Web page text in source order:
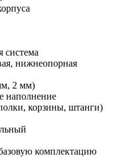
система
нижнеопорная
2 мм)
наполнение
корзины, штанги)
комплектацию